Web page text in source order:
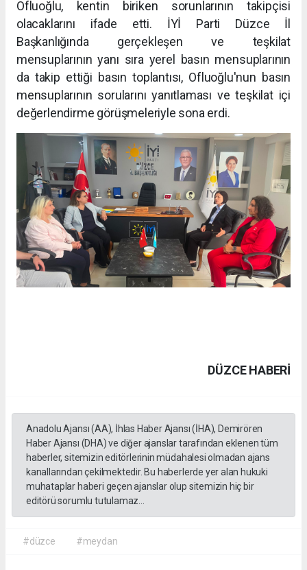
Ofluoğlu, kentin biriken sorunlarının takipçisi
olacaklarını ifade etti. İYİ Parti Düzce İl
Başkanlığında gerçekleşen ve teşkilat
mensuplarının yanı sıra yerel basın mensuplarının
da takip ettiği basın toplantısı, Ofluoğlu'nun basın
mensuplarının sorularını yanıtlaması ve teşkilat içi
değerlendirme görüşmeleriyle sona erdi.
DÜZCE HABERİ
Anadolu Ajansı (AA), İhlas Haber Ajansı (İHA), Demirören
Haber Ajansı (DHA) ve diğer ajanslar tarafından eklenen tüm
haberler, sitemizin editörlerinin müdahalesi olmadan ajans
kanallarından çekilmektedir. Bu haberlerde yer alan hukuki
muhataplar haberi geçen ajanslar olup sitemizin hiç bir
editörü sorumlu tutulamaz...
#düzce #meydan